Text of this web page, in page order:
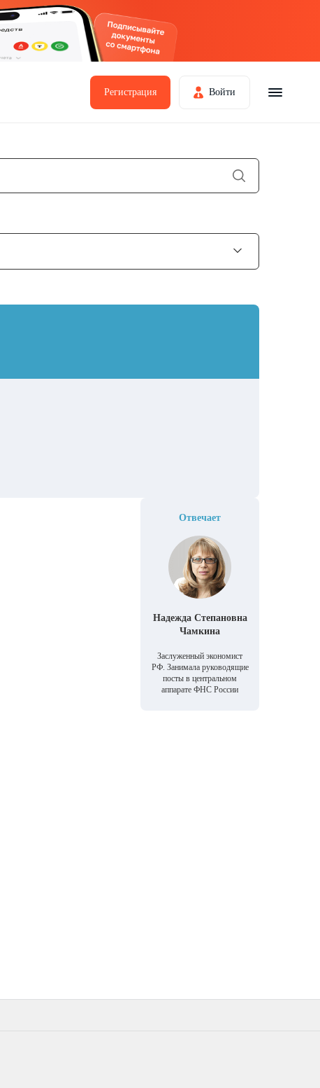
Регистрация Войти
Отвечает
Надежда Степановна
Чамкина
Заслуженный экономист
РФ. Занимала руководящие
посты в центральном
аппарате ФНС России